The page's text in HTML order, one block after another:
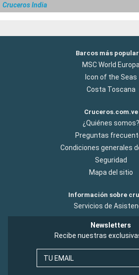
Cruceros India
Barcos más
MSC World Europa
Icon of the Seas
Costa Toscana
Cruceros.com.ve
¿Quiénes somos?
Preguntas
Condiciones generales
Seguridad
Mapa del sitio
Información sobre
Servicios de
Newsletters
Recibe nuestras
TU EMAIL